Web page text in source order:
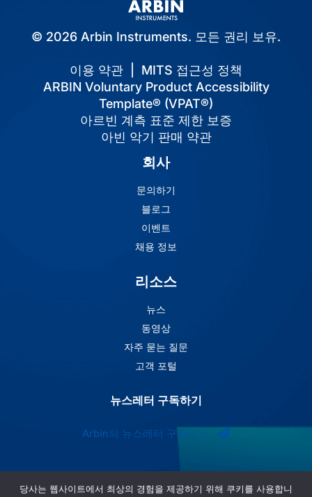
© 2026 Arbin Instruments. 모든 권리 보유.
이용 약관
MITS 접근성 정책
ARBIN Voluntary Product Accessibility
Template® (VPAT®)
아르빈 계측 표준 제한 보증
아빈 악기 판매 약관
회사
문의하기
블로그
이벤트
채용 정보
리소스
뉴스
동영상
자주 묻는 질문
고객 포털
뉴스레터 구독하기
Arbin의 뉴스레터 구독하기
당사는 웹사이트에서 최상의 경험을 제공하기 위해 쿠키를 사용합니